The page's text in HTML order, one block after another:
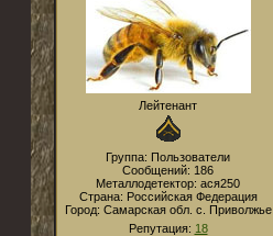
Лейтенант
Группа: Пользователи
Сообщений: 186
Металлодетектор: ася250
Страна: Российская Федерация
Город: Самарская обл. с. Приволжье
Репутация: 18